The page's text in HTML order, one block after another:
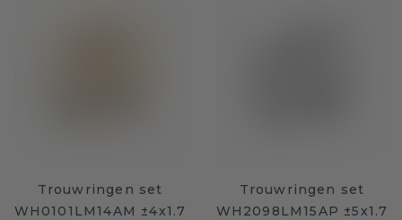
Trouwringen set
WH0101LM14AM ±4x1.7
Trouwringen set
WH2098LM15AP ±5x1.7